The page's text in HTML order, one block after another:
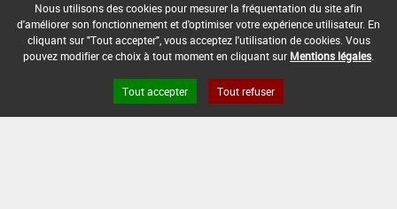
STORMING SPASIS VAZYL A VAZYL-Y
TAMPRESAN
Nous utilisons des cookies pour mesurer la fréquentation du site afin
d'améliorer son fonctionnement et d'optimiser votre expérience utilisateur. En
cliquant sur "Tout accepter", vous acceptez l'utilisation de cookies. Vous
pouvez modifier ce choix à tout moment en cliquant sur Mentions légales
Tout accepter Tout refuser